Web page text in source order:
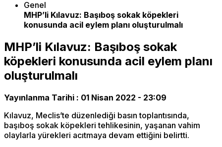
Genel
MHP’li Kılavuz: Başıboş sokak köpekleri
konusunda acil eylem planı oluşturulmalı
MHP’li Kılavuz: Başıboş sokak
köpekleri konusunda acil eylem planı
oluşturulmalı
Yayınlanma Tarihi : 01 Nisan 2022 - 23:09
Kılavuz, Meclis’te düzenlediği basın toplantısında,
başıboş sokak köpekleri tehlikesinin, yaşanan vahim
olaylarla yürekleri acıtmaya devam ettiğini belirtti.